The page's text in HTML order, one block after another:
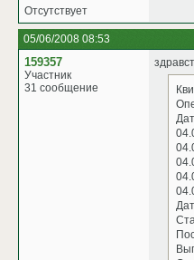
Отсутствует
05/06/2008 08:53
159357
Участник
31 сообщение